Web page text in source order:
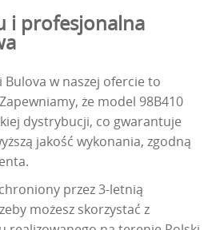
i profesjonalna
Bulova w naszej ofercie to
że model 98B410
dystrybucji, co gwarantuje
jakość wykonania, zgodną
przez 3-letnią
możesz skorzystać z